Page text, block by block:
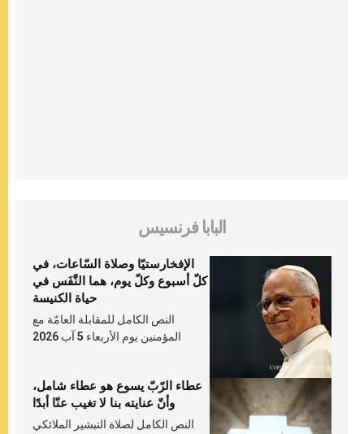
البابا فرنسيس
الإفخارستيّا وصلاة السّاعات، في
كلّ أسبوع وكلّ يوم، هما النَّفَس في
حياة الكنيسة
النص الكامل للمقابلة العامّة مع
المؤمنين يوم الأربعاء 5 آب 2026
عطاء الرّبّ يسوع هو عطاء شامل،
وأنّ عنايته بنا لا تغيب عنّا أبدًا
النص الكامل لصلاة التبشير الملائكي